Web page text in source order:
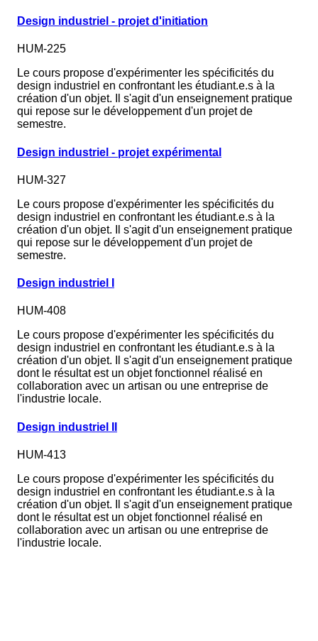
Design industriel - projet d'initiation
HUM-225
Le cours propose d'expérimenter les spécificités du
design industriel en confrontant les étudiant.e.s à la
création d'un objet. Il s'agit d'un enseignement pratique
qui repose sur le développement d'un projet de
semestre.
Design industriel - projet expérimental
HUM-327
Le cours propose d'expérimenter les spécificités du
design industriel en confrontant les étudiant.e.s à la
création d'un objet. Il s'agit d'un enseignement pratique
qui repose sur le développement d'un projet de
semestre.
Design industriel I
HUM-408
Le cours propose d'expérimenter les spécificités du
design industriel en confrontant les étudiant.e.s à la
création d'un objet. Il s'agit d'un enseignement pratique
dont le résultat est un objet fonctionnel réalisé en
collaboration avec un artisan ou une entreprise de
l'industrie locale.
Design industriel II
HUM-413
Le cours propose d'expérimenter les spécificités du
design industriel en confrontant les étudiant.e.s à la
création d'un objet. Il s'agit d'un enseignement pratique
dont le résultat est un objet fonctionnel réalisé en
collaboration avec un artisan ou une entreprise de
l'industrie locale.